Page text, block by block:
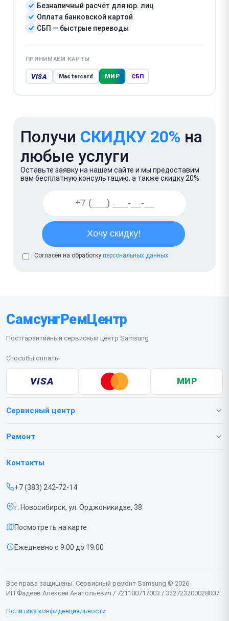
Безналичный расчёт для юр. лиц
Оплата банковской картой
СБП — быстрые переводы
ПРИНИМАЕМ КАРТЫ
VISA Mastercard МИР СБП
Получи СКИДКУ 20% на
любые услуги
Оставьте заявку на нашем сайте и мы предоставим
вам бесплатную консультацию, а также скидку 20%
Согласен на обработку персональных данных
СамсунгРемЦентр
Постгарантийный сервисный центр Samsung
Способы оплаты
VISA МИР
Сервисный центр
О нашем сервисе
Срочный ремонт
Доставка и способы оплаты
Диагностика
Контакты
Ремонт
Телефонов
Принтеров
Контакты
+7 (383) 242-72-14
г. Новосибирск, ул. Орджоникидзе, 38
Посмотреть на карте
Ежедневно с 9:00 до 19:00
Все права защищены. Сервисный ремонт Samsung © 2026
ИП Фадеев Алексей Анатольевич / 721100717003 / 322723200028007
Политика конфиденциальности